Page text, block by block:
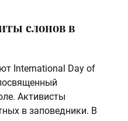
слонов в
International Day of
Активисты
в заповедники. В